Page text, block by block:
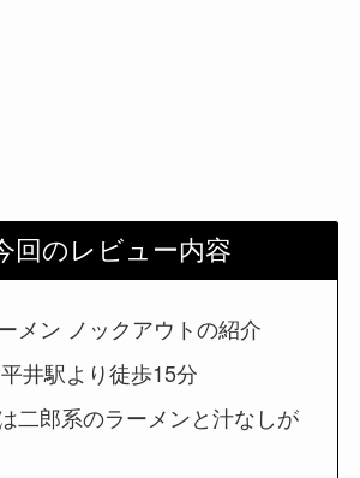
回のレビュー内容
メン ノックアウトの紹介
井駅より徒歩15分
二郎系のラーメンと汁なしが